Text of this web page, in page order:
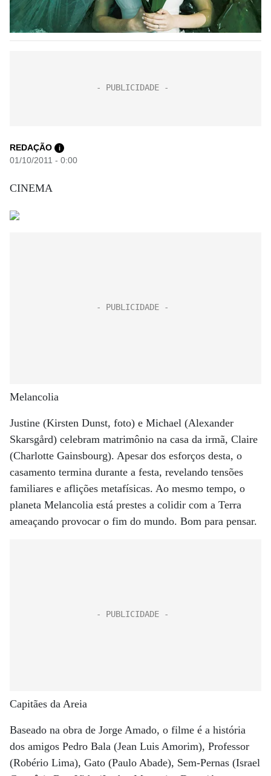
REDAÇÃO i
01/10/2011 - 0:00
CINEMA
Melancolia
Justine (Kirsten Dunst, foto) e Michael (Alexander
Skarsgård) celebram matrimônio na casa da irmã, Claire
(Charlotte Gainsbourg). Apesar dos esforços desta, o
casamento termina durante a festa, revelando tensões
familiares e aflições metafísicas. Ao mesmo tempo, o
planeta Melancolia está prestes a colidir com a Terra
ameaçando provocar o fim do mundo. Bom para pensar.
Capitães da Areia
Baseado na obra de Jorge Amado, o filme é a história
dos amigos Pedro Bala (Jean Luis Amorim), Professor
(Robério Lima), Gato (Paulo Abade), Sem-Pernas (Israel